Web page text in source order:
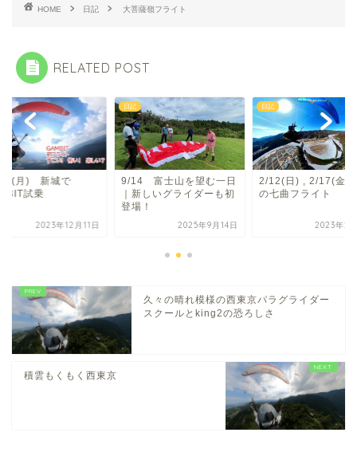
HOME 日記 大菩薩嶺フライト
RELATED POST
月) 新城で
試乗
2023年12月11日
日記
9/14 富士山を望む一日
｜新しいグライダーも初
登場！
2025年9月14日
日記
2/12(日) , 2/17(金)
の七曲フライト
2023年2
久々の晴れ模様の西東京パラグライダー
スクールとking2の恐ろしさ
積雲もくもく西東京